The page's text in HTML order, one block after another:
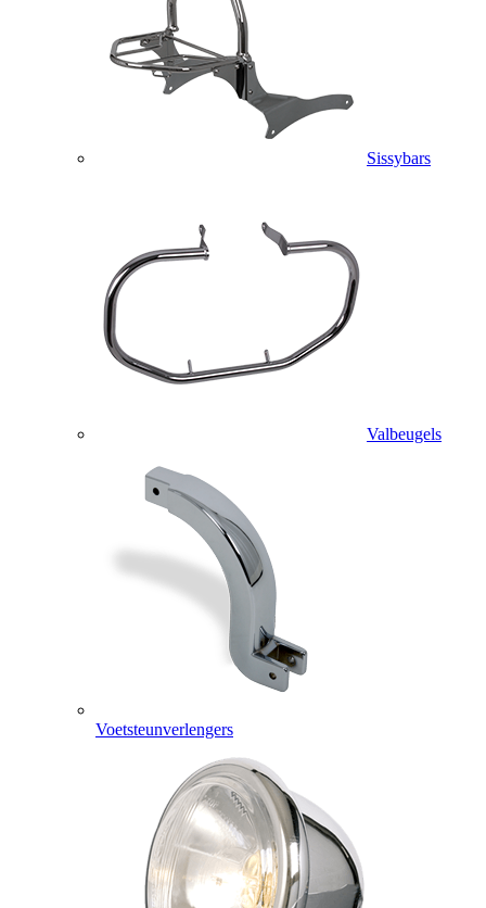
Sissybars
Valbeugels
Voetsteunverlengers